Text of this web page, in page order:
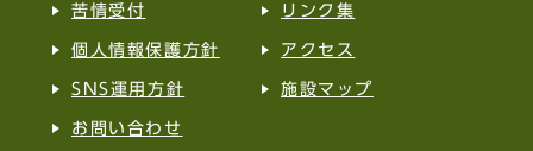
苦情受付 リンク集
個人情報保護方針 アクセス
SNS運用方針 施設マップ
お問い合わせ